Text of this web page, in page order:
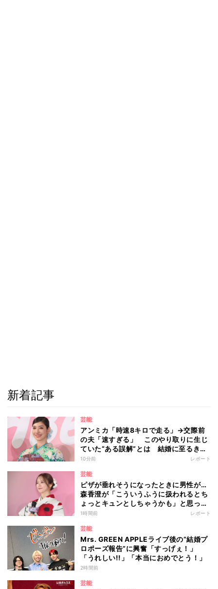
新着記事
芸能
アンミカ「時速8キロで走る」→交際前
の夫「速すぎる」 このやり取りに生じ
ていた“ある誤解”とは 結婚に至るきっ
かけとなったマラソンデート秘話「誤解
10分前 レポート
芸能
ピザが垂れそうになったときに男性が…
森香澄が「こういうふうに扱われるとち
ょっとキュンとしちゃうかも」と思った
出来事を語る
1時間前 レポート
芸能
Mrs. GREEN APPLEライブ後の“結婚プ
ロポーズ報告”に興奮「すっげぇ！」
「うれしい!!」「本当におめでとう！」
2時間前
芸能